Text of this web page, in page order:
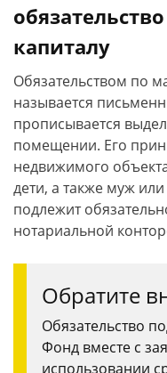
капиталу
Обязательством по
называется
прописывается
помещении. Его
недвижимого
дети, а также муж
подлежит
нотариальной
Обратите
Обязательство
Фонд вместе с
использовании